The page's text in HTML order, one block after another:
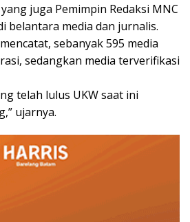
juga Pemimpin Redaksi MNC
belantara media dan jurnalis.
sebanyak 595 media
sedangkan media terverifikasi
telah lulus UKW saat ini
ujarnya.